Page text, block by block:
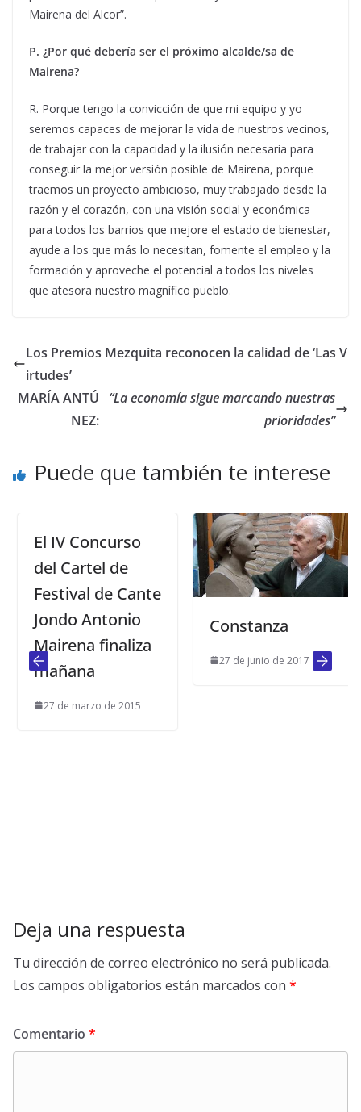
Mairena del Alcor”.
P. ¿Por qué debería ser el próximo alcalde/sa de
Mairena?
R. Porque tengo la convicción de que mi equipo y yo
seremos capaces de mejorar la vida de nuestros vecinos,
de trabajar con la capacidad y la ilusión necesaria para
conseguir la mejor versión posible de Mairena, porque
traemos un proyecto ambicioso, muy trabajado desde la
razón y el corazón, con una visión social y económica
para todos los barrios que mejore el estado de bienestar,
ayude a los que más lo necesitan, fomente el empleo y la
formación y aproveche el potencial a todos los niveles
que atesora nuestro magnífico pueblo.
Los Premios Mezquita reconocen la calidad de ‘Las V
irtudes’
MARÍA ANTÚ
NEZ:
“La economía sigue marcando nuestras
prioridades”
Puede que también te interese
El IV Concurso
del Cartel de
Festival de Cante
Jondo Antonio
Mairena finaliza
mañana
27 de marzo de 2015
Constanza
27 de junio de 2017
Deja una respuesta
Tu dirección de correo electrónico no será publicada.
Los campos obligatorios están marcados con *
Comentario *